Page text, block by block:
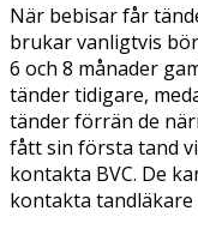
När bebisar får
brukar vanligtvis
6 och 8 månader
tänder tidigare,
tänder förrän de
fått sin första tand
kontakta BVC. De
kontakta tandläkare